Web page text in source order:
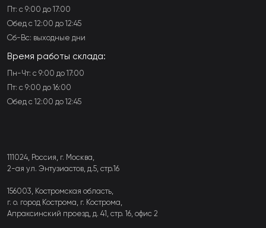
Пт: с 9:00 до 17:00
Обед с 12:00 до 12:45
Сб-Вс: выходные дни
Время работы склада:
Пн-Чт: с 9:00 до 17:00
Пт: с 9:00 до 16:00
Обед с 12:00 до 12:45
111024, Россия, г. Москва,
2-ая ул. Энтузиастов, д.5, стр.16
156003, Костромская область,
г. о. город Кострома, г. Кострома,
Апраксинский проезд, д. 41, стр. 16, офис 2